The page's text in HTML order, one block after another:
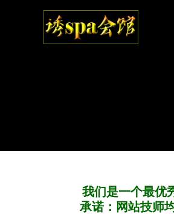
我们是一个最优
承诺：网站技师